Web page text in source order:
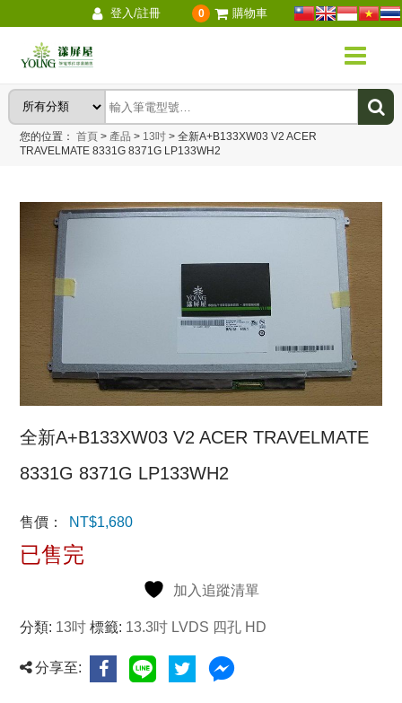
登入/註冊 0 購物車
您的位置：首頁 > 產品 > 13吋 > 全新A+B133XW03 V2 ACER
TRAVELMATE 8331G 8371G LP133WH2
全新A+B133XW03 V2 ACER TRAVELMATE
8331G 8371G LP133WH2
售價： NT$1,680
已售完
加入追蹤清單
分類: 13吋 標籤: 13.3吋 LVDS 四孔 HD
分享至: